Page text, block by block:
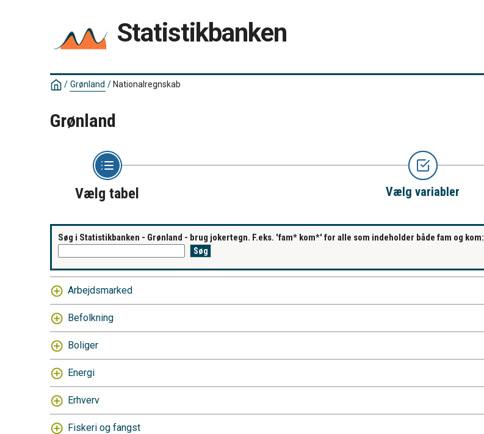
Statistikbanken
/ Grønland / Nationalregnskab
Grønland
Vælg tabel Vælg variabler
Søg i Statistikbanken - Grønland - brug jokertegn. F.eks. 'fam* kom*' for alle som indeholder både fam og kom:
Arbejdsmarked
Befolkning
Boliger
Energi
Erhverv
Fiskeri og fangst